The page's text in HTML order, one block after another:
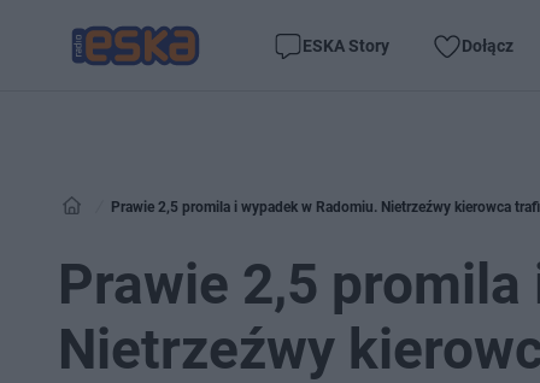
ESKA Story Dołącz
Prawie 2,5 promila i wypadek w Radomiu. Nietrzeźwy kierowca
Prawie 2,5
Nietrzeźwy